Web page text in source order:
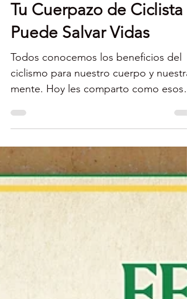
Ciclismo
Tu Cuerpazo de Ciclista
Puede Salvar Vidas
Todos conocemos los beneficios del
ciclismo para nuestro cuerpo y nuestra
mente. Hoy les comparto como esos
beneficios pueden salvar...